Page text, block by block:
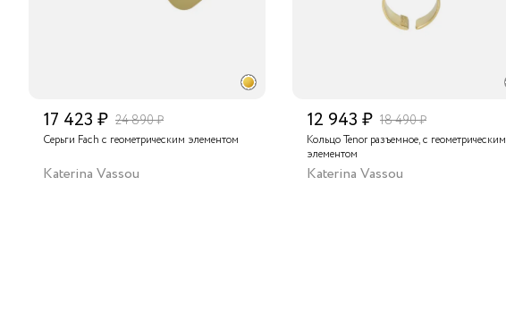
17 423 ₽ 24 890 ₽
Серьги Fach с геометрическим элементом
Katerina Vassou
12 943 ₽ 18 490 ₽
Кольцо Tenor разъемное, с геометрическим
элементом
Katerina Vassou